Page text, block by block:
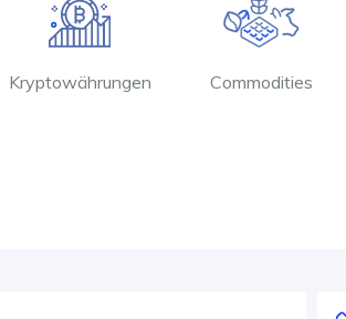
Kryptowährungen Commodities